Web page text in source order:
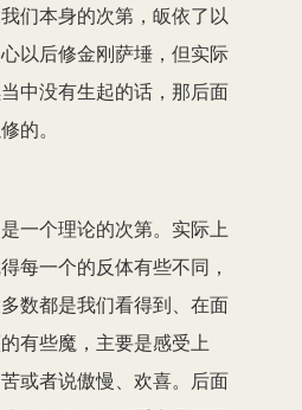
们本身的次第，皈依了以
以后修金刚萨埵，但实际
中没有生起的话，那后面
的。
一个理论的次第。实际上
每一个的反体有些不同，
数都是我们看得到、在面
有些魔，主要是感受上
或者说傲慢、欢喜。后面